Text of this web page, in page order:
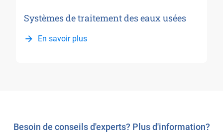
Systèmes de traitement des eaux usées
En savoir plus
Besoin de conseils d'experts? Plus d'information?